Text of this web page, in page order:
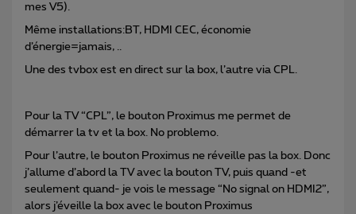
mes V5).
Même installations:BT, HDMI CEC, économie
d’énergie=jamais, ..
Une des tvbox est en direct sur la box, l’autre via CPL.
Pour la TV “CPL”, le bouton Proximus me permet de
démarrer la tv et la box. No problemo.
Pour l’autre, le bouton Proximus ne réveille pas la box. Donc
j’allume d’abord la TV avec la bouton TV, puis quand -et
seulement quand- je vois le message “No signal on HDMI2”,
alors j’éveille la box avec le bouton Proximus